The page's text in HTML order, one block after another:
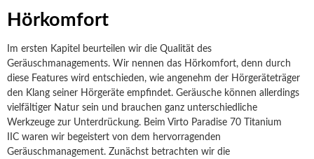
Hörkomfort
Im ersten Kapitel beurteilen wir die Qualität des
Geräuschmanagements. Wir nennen das Hörkomfort, denn durch
diese Features wird entschieden, wie angenehm der Hörgeräteträger
den Klang seiner Hörgeräte empfindet. Geräusche können allerdings
vielfältiger Natur sein und brauchen ganz unterschiedliche
Werkzeuge zur Unterdrückung. Beim Virto Paradise 70 Titanium
IIC waren wir begeistert von dem hervorragenden
Geräuschmanagement. Zunächst betrachten wir die